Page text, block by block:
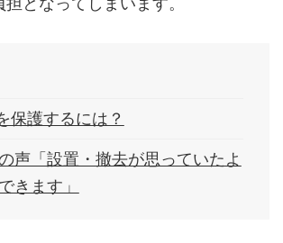
保護するには？
声「設置・撤去が思っていたよ
きます」